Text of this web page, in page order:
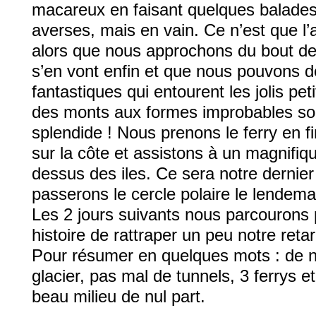
macareux en faisant quelques
averses, mais en vain. Ce n’est que
alors que nous approchons du bout
s’en vont enfin et que nous pouvons
fantastiques qui entourent les jolis
des monts aux formes improbables
splendide ! Nous prenons le ferry en
sur la côte et assistons à un
dessus des iles. Ce sera notre
passerons le cercle polaire le
Les 2 jours suivants nous
histoire de rattraper un peu notre
Pour résumer en quelques mots : de
glacier, pas mal de tunnels, 3 ferrys
beau milieu de nul part.